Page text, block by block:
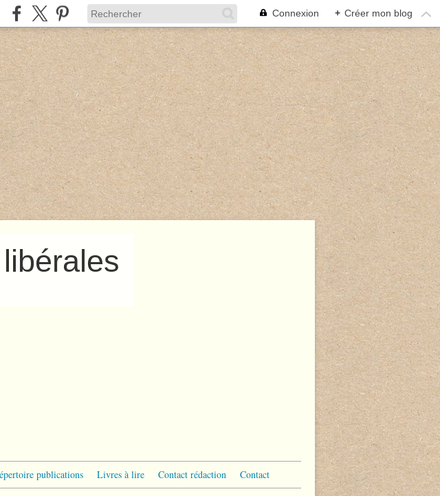
Connexion + Créer mon blog
publications Livres à lire Contact rédaction Contact